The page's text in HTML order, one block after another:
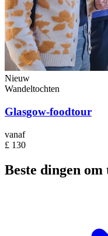
Nieuw
Wandeltochten
Glasgow-foodtour
vanaf
£ 130
Beste dingen